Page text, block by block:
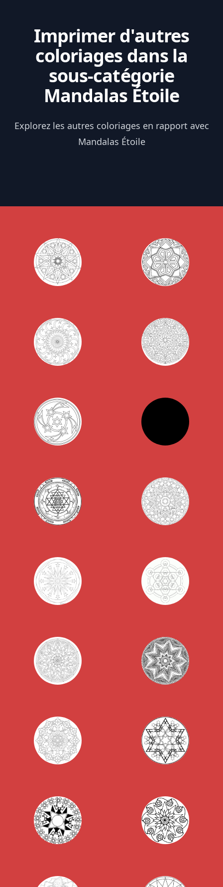
Imprimer d'autres
coloriages dans la
sous-catégorie
Mandalas Étoile
Explorez les autres coloriages en rapport avec
Mandalas Étoile